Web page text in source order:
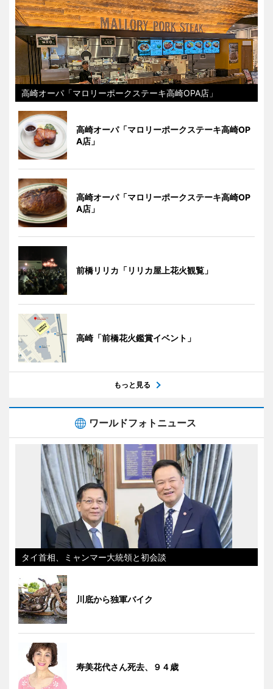
高崎オーパ「マロリーポークステーキ高崎OPA店」
高崎オーパ「マロリーポークステーキ高崎OP
A店」
高崎オーパ「マロリーポークステーキ高崎OP
A店」
前橋リリカ「リリカ屋上花火観覧」
高崎「前橋花火鑑賞イベント」
もっと見る
ワールドフォトニュース
タイ首相、ミャンマー大統領と初会談
川底から独軍バイク
寿美花代さん死去、９４歳